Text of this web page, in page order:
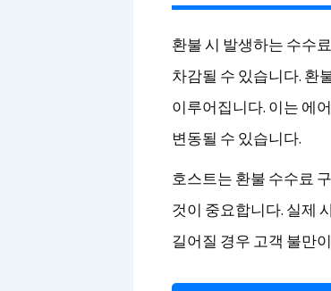
환불 시 발생하는 수수
차감될 수 있습니다. 환
이루어집니다. 이는 에
변동될 수 있습니다.
호스트는 환불 수수료
것이 중요합니다. 실제
길어질 경우 고객 불만